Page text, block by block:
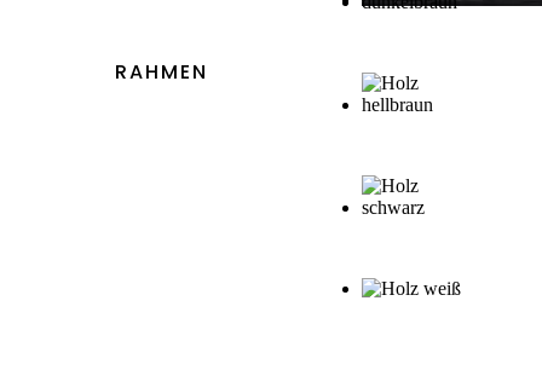
RAHMEN